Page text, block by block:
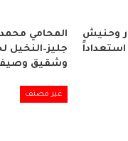
وحنيش
المحامي
جليز–النخيل
وشقيق
غير مصنف